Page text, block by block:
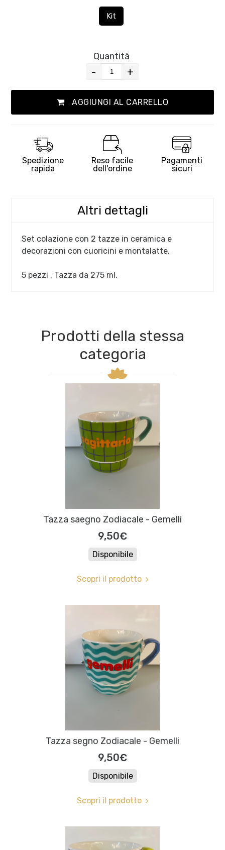
Kit
Quantità
- +
AGGIUNGI AL CARRELLO
Spedizione
rapida
Reso facile
dell'ordine
Pagamenti
sicuri
Altri dettagli
Set colazione con 2 tazze in ceramica e
decorazioni con cuoricini e montalatte.
5 pezzi . Tazza da 275 ml.
Prodotti della stessa
categoria
Tazza saegno Zodiacale - Gemelli
9,50€
Disponibile
Scopri il prodotto
Tazza segno Zodiacale - Gemelli
9,50€
Disponibile
Scopri il prodotto